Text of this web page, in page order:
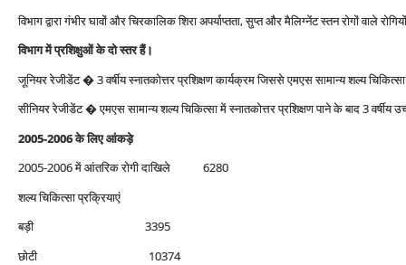
विभाग द्वारा गंभीर घावों और चिरकालिक शिरा अपर्याप्‍तता, सुप्‍त और मैलिग्‍नेंट स्‍तन रोगों वाले
विभाग में प्रशिक्षुओं के दो स्‍तर हैं।
जूनियर रेजीडेंट � 3 वर्षीय स्‍नातकोत्तर प्रशिक्षण कार्यक्रम जिससे एमएस सामान्‍य शल्‍य
सीनियर रेजीडेंट � एमएस सामान्‍य शल्‍य चिकित्‍सा में स्‍नातकोत्तर प्रशिक्षण पाने के बाद 3 वर्षीय
2005-2006 के लिए आंकड़े
2005-2006 में आंतरिक रोगी दाखिले 6280
शल्‍य चिकित्‍सा प्रक्रियाएं
बड़ी 3395
छोटी 10374